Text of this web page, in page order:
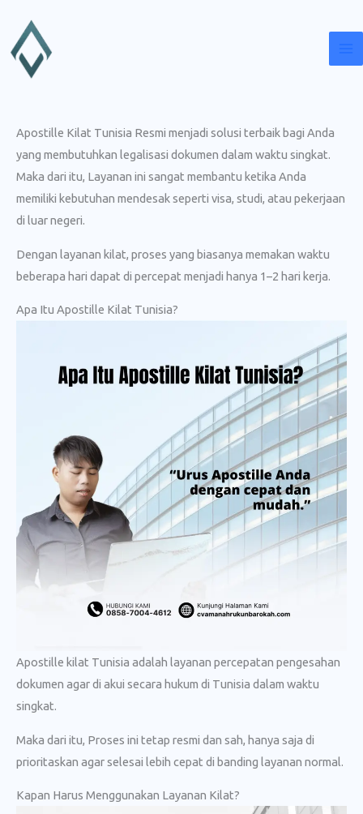
konten
Apostille Kilat Tunisia Resmi menjadi solusi terbaik bagi Anda
yang membutuhkan legalisasi dokumen dalam waktu singkat.
Maka dari itu, Layanan ini sangat membantu ketika Anda
memiliki kebutuhan mendesak seperti visa, studi, atau pekerjaan
di luar negeri.
Dengan layanan kilat, proses yang biasanya memakan waktu
beberapa hari dapat di percepat menjadi hanya 1–2 hari kerja.
Apa Itu Apostille Kilat Tunisia?
Apostille kilat Tunisia adalah layanan percepatan pengesahan
dokumen agar di akui secara hukum di Tunisia dalam waktu
singkat.
Maka dari itu, Proses ini tetap resmi dan sah, hanya saja di
prioritaskan agar selesai lebih cepat di banding layanan normal.
Kapan Harus Menggunakan Layanan Kilat?